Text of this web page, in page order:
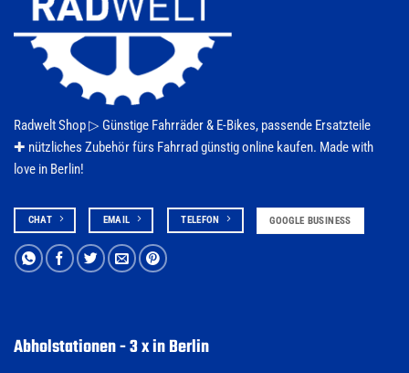
Radwelt Shop ▷ Günstige Fahrräder & E-Bikes, passende Ersatzteile
✚ nützliches Zubehör fürs Fahrrad günstig online kaufen. Made with
love in Berlin!
CHAT EMAIL TELEFON GOOGLE BUSINESS
Abholstationen - 3 x in Berlin